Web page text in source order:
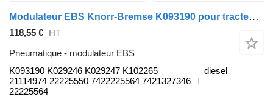
Modulateur EBS Knorr-Bremse K093190 pour tracteur routier Volvo FH, FM, FMX-4 series (2013-)
118,55 € HT
Pneumatique - modulateur EBS
K093190 K029246 K029247 K102265
21114974 22225550 7422225564 7421327346
22225564
diesel